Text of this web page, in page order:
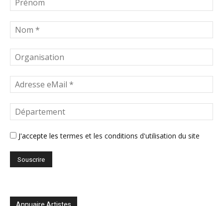
J'accepte lestermes et les conditions d'utilisation du site
Annuaire Artistes